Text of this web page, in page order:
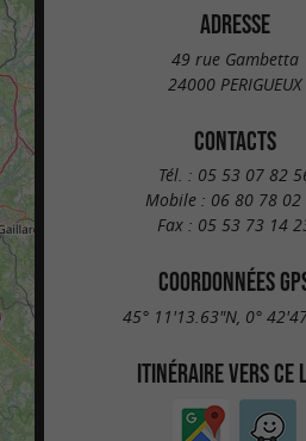
ADRESSE
49 rue Gambetta
24000 PERIGUEUX
CONTACTS
Tél. : 05 53 07 82
Mobile : 06 80 78 02
Fax : 05 53 73 14
COORDONNÉES
45° 11'13.63"N, 0°
ITINÉRAIRE VERS CE